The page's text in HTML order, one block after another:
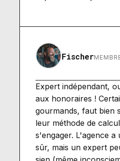
Fischer
Expert indépendant,
aux honoraires !
gourmands, faut bien
leur méthode de
s'engager. L'agence
sûr, mais un expert